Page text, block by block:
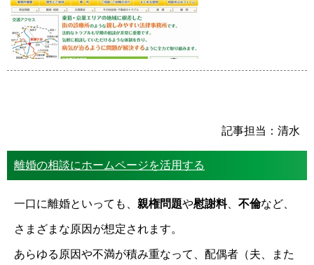
記事担当：清水
離婚の相談にホームページを活用する
一口に離婚といっても、 親権問題や慰謝料、 不倫など、
さまざまな原因が想定されます。
あらゆる原因や不満が積み重なって、配偶者（夫、また